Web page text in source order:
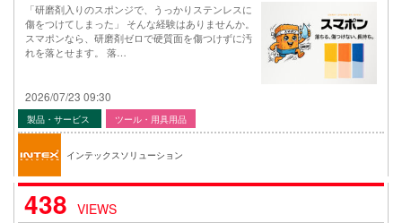
「研磨剤入りのスポンジで、うっかりステンレスに
傷をつけてしまった」 そんな経験はありませんか。
スマポンなら、研磨剤ゼロで硬質面を傷つけずに汚
れを落とせます。 落…
2026/07/23 09:30
製品・サービス ツール・用具用品
インテックスソリューション
438 VIEWS